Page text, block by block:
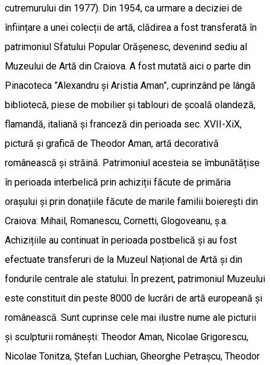
cutremurului din 1977). Din 1954, ca urmare a deciziei de
înființare a unei colecții de artă, clădirea a fost transferată în
patrimoniul Sfatului Popular Orășenesc, devenind sediu al
Muzeului de Artă din Craiova. A fost mutată aici o parte din
Pinacoteca ”Alexandru și Aristia Aman”, cuprinzând pe lângă
bibliotecă, piese de mobilier și tablouri de școală olandeză,
flamandă, italiană și franceză din perioada sec. XVII-XiX,
pictură și grafică de Theodor Aman, artă decorativă
românească și străină. Patrimoniul acesteia se îmbunătățise
în perioada interbelică prin achiziții făcute de primăria
orașului și prin donațiile făcute de marile familii boierești din
Craiova: Mihail, Romanescu, Cornetti, Glogoveanu, ș.a.
Achizițiile au continuat în perioada postbelică și au fost
efectuate transferuri de la Muzeul Național de Artă și din
fondurile centrale ale statului. În prezent, patrimoniul Muzeului
este constituit din peste 8000 de lucrări de artă europeană și
românească. Sunt cuprinse cele mai ilustre nume ale picturii
și sculpturii românești: Theodor Aman, Nicolae Grigorescu,
Nicolae Tonitza, Ștefan Luchian, Gheorghe Petrașcu, Theodor